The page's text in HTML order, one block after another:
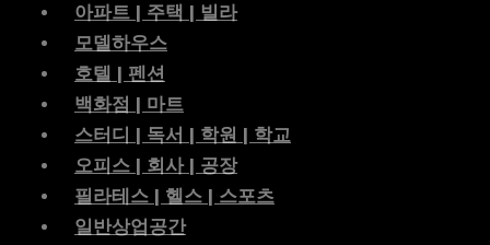
아파트 | 주택 | 빌라
모델하우스
호텔 | 펜션
백화점 | 마트
스터디 | 독서 | 학원 | 학교
오피스 | 회사 | 공장
필라테스 | 헬스 | 스포츠
일반상업공간